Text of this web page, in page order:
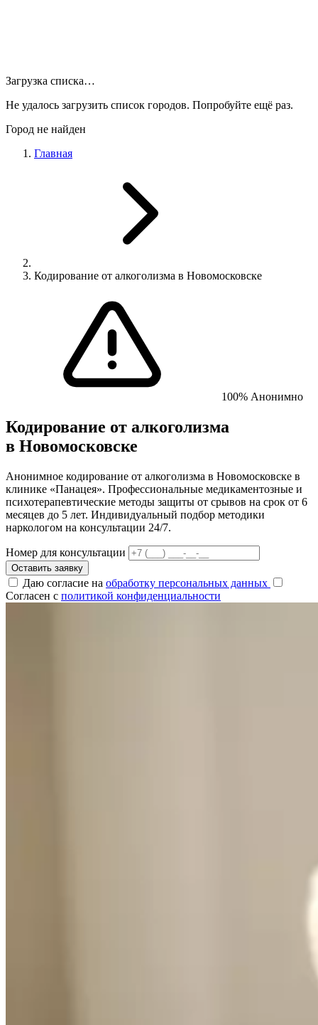
Загрузка списка…
Не удалось загрузить список городов. Попробуйте ещё раз.
Город не найден
Главная
Кодирование от алкоголизма в Новомосковске
100% Анонимно
Кодирование от алкоголизма
в Новомосковске
Анонимное кодирование от алкоголизма в Новомосковске в
клинике «Панацея». Профессиональные медикаментозные и
психотерапевтические методы защиты от срывов на срок от 6
месяцев до 5 лет. Индивидуальный подбор методики
наркологом на консультации 24/7.
Номер для консультации
Оставить заявку
Даю согласие на обработку персональных данных
Согласен с политикой конфиденциальности